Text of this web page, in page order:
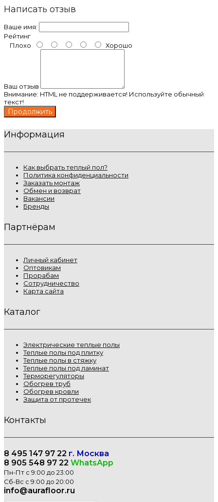
Написать отзыв
Ваше имя:
Рейтинг
Плохо
Хорошо
Ваш отзыв
Внимание: HTML не поддерживается! Используйте обычный
текст!
Продолжить
Информация
Как выбрать теплый пол?
Политика конфиденциальности
Заказать монтаж
Обмен и возврат
Вакансии
Бренды
Партнёрам
Личный кабинет
Оптовикам
Прорабам
Сотрудничество
Карта сайта
Каталог
Электрические теплые полы
Теплые полы под плитку
Теплые полы в стяжку
Теплые полы под ламинат
Терморегуляторы
Обогрев труб
Обогрев кровли
Защита от протечек
Контакты
8 495 147 97 22 г. Москва
8 905 548 97 22 WhatsApp
Пн-Пт с 9:00 до 23:00
Сб-Вс с 9:00 до 20:00
info@aurafloor.ru